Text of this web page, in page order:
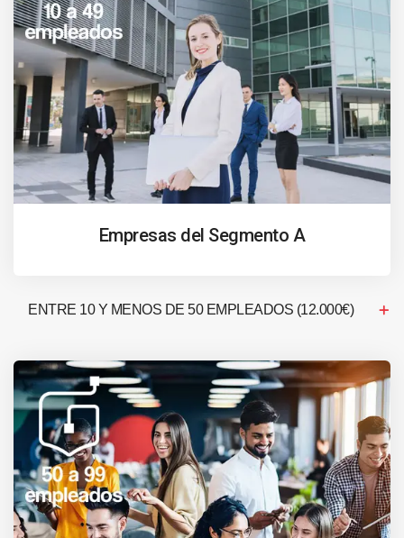
Empresas del Segmento A
ENTRE 10 Y MENOS DE 50 EMPLEADOS (12.000€)